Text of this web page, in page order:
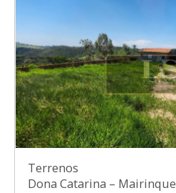
Terrenos
Dona Catarina – Mairinque